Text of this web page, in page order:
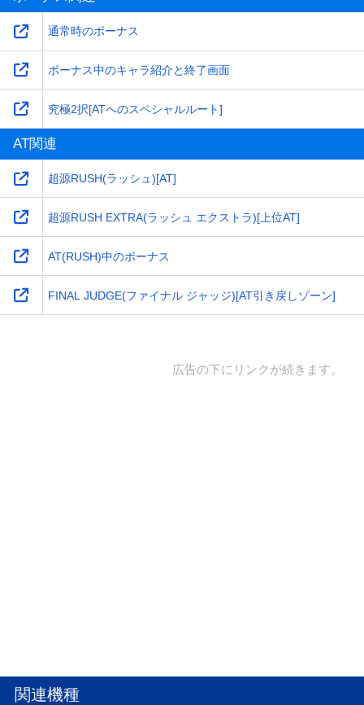
通常時のボーナス
ボーナス中のキャラ紹介と終了画面
究極2択[ATへのスペシャルルート]
AT関連
超源RUSH(ラッシュ)[AT]
超源RUSH EXTRA(ラッシュ エクストラ)[上位AT]
AT(RUSH)中のボーナス
FINAL JUDGE(ファイナル ジャッジ)[AT引き戻しゾーン]
広告の下にリンクが続きます。
関連機種